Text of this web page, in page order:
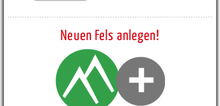
Neuen Fels anlegen!